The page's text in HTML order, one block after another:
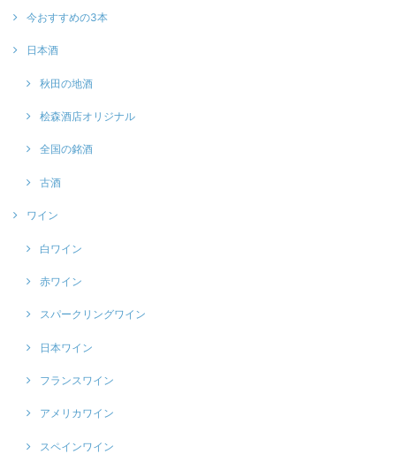
今おすすめの3本
日本酒
秋田の地酒
桧森酒店オリジナル
全国の銘酒
古酒
ワイン
白ワイン
赤ワイン
スパークリングワイン
日本ワイン
フランスワイン
アメリカワイン
スペインワイン